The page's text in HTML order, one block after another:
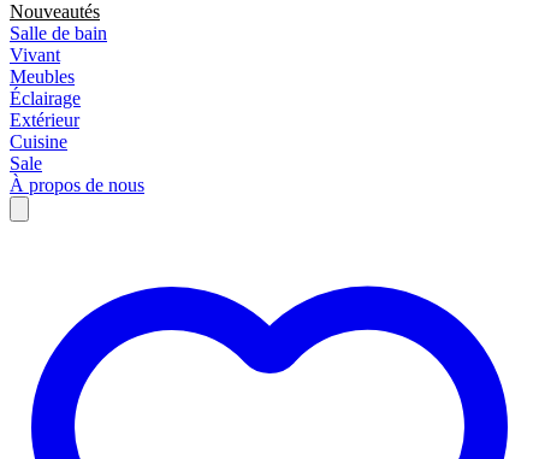
Nouveautés
Salle de bain
Vivant
Meubles
Éclairage
Extérieur
Cuisine
Sale
À propos de nous